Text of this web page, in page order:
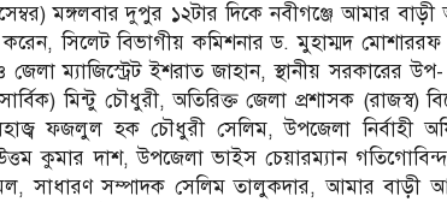
মঙ্গলবার দুপুর ১২টার দিকে নবীগঞ্জে আমার
করেন, সিলেট বিভাগীয় কমিশনার ড. মুহাম্মদ
ম্যাজিস্ট্রেট ইশরাত জাহান, স্থানীয় সরকারের
মিন্টু চৌধুরী, অতিরিক্ত জেলা প্রশাসক (রাজস্ব)
ফজলুল হক চৌধুরী সেলিম, উপজেলা নির্বাহী
কুমার দাশ, উপজেলা ভাইস চেয়ারম্যান গতিগোবিন্দ
সাধারণ সম্পাদক সেলিম তালুকদার, আমার বাড়ী